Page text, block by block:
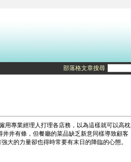
部落格文章搜尋
用專業經理人打理各店務，以為這樣就可以高枕
井有條，但餐廳的菜品缺乏新意同樣導致顧客
大的力量卻也得時常要有末日的降臨的心態。